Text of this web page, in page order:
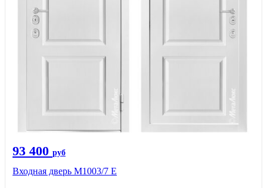
93 400 руб
Входная дверь М1003/7 E